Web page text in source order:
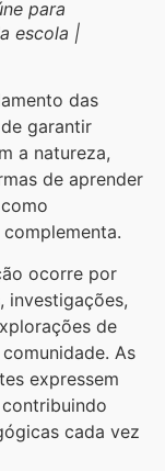
para
escola |
das
garantir
a natureza,
de aprender
ocorre por
investigações,
de
As
expressem
cada vez